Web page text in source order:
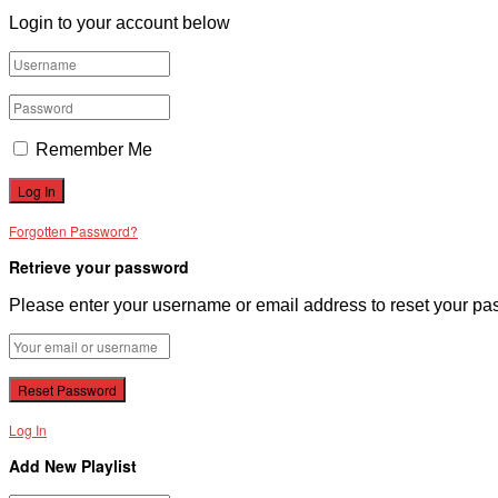
Login to your account below
Remember Me
Forgotten Password?
Retrieve your password
Please enter your username or email address to reset your
Log In
Add New Playlist